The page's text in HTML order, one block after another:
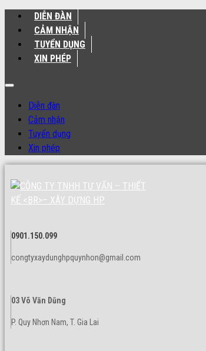
DIỄN ĐÀN
CẢM NHẬN
TUYỂN DỤNG
XIN PHÉP
Diễn đàn
Cảm nhận
Tuyển dụng
Xin phép
0901.150.099
congtyxaydunghpquynhon@gmail.com
03 Võ Văn Dũng
P. Quy Nhơn Nam, T. Gia Lai